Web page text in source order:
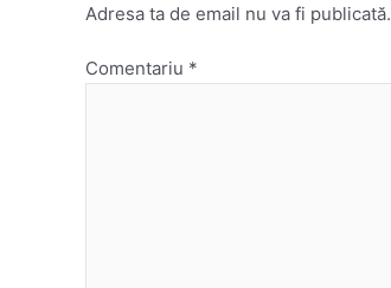
Adresa ta de email nu va fi publicată.
Comentariu *